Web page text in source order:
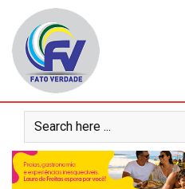
content